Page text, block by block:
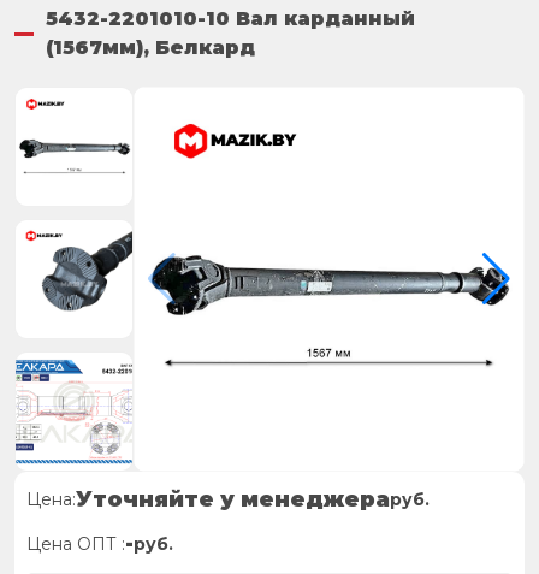
5432-2201010-10 Вал карданный
(1567мм), Белкард
Цена:Уточняйте у менеджераруб.
Цена ОПТ :-руб.